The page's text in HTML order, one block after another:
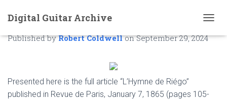
Digital Guitar Archive
O
A
L’Hymne de Riégo
Published byRobert ColdwellonSeptember 29, 2024
Presented here is the full article “L’Hymne de Riégo”
published in Revue de Paris, January 7, 1865 (pages 105-